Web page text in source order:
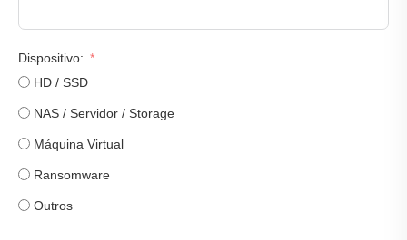
Dispositivo:
HD / SSD
NAS / Servidor / Storage
Máquina Virtual
Ransomware
Outros